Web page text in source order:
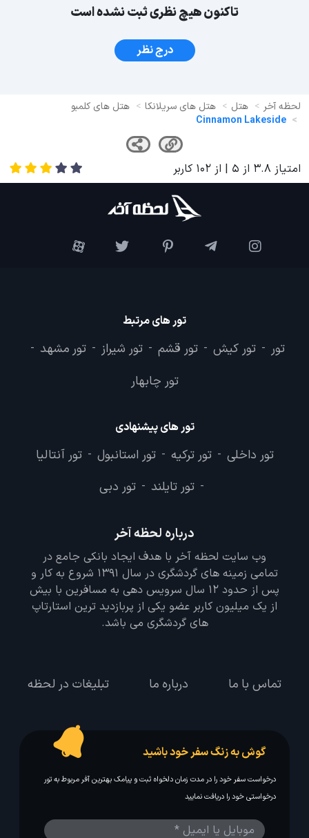
تاکنون هیچ نظری ثبت نشده است
درج نظر
لحظه آخر هتل هتل های سریلانکا
هتل های کلمبو
Cinnamon Lakeside
امتیاز 3.8 از 5 | از 102 کاربر
تور های مرتبط
تور - تور کیش - تور قشم - تور شیراز - تور مشهد -
تور چابهار
تور های پیشنهادی
تور داخلی - تور ترکیه - تور استانبول - تور آنتالیا
- تور تایلند - تور دبی
درباره لحظه آخر
وب سایت لحظه آخر با هدف ایجاد بانکی جامع در
تمامی زمینه های گردشگری در سال 1391 شروع به کار و
پس از حدود 12 سال سرویس دهی به مسافرین با بیش
از یک میلیون کاربر عضو یکی از پربازدید ترین استارتاپ
های گردشگری می باشد.
تماس با ما درباره ما تبلیغات در لحظه
گوش به زنگ سفر خود باشید
درخواست سفر خود را در مدت زمان دلخواه ثبت و پیامک بهترین آفر مربوط به تور
درخواستی خود را دریافت نمایید